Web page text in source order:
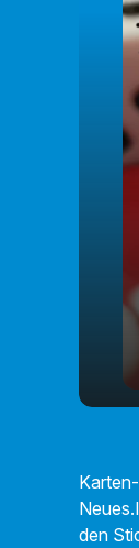
den